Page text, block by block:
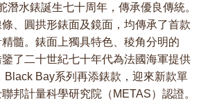
潛水錶誕生七十周年，傳承優良傳統。
、圓拱形錶面及鏡面，均傳承了首款
髓。錶面上獨具特色、稜角分明的
鑒了二十世紀七十年代為法國海軍提供
Black Bay系列再添錶款，迎來新款單
邦計量科學研究院（METAS）認證。